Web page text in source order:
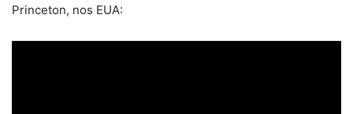
Princeton, nos EUA: